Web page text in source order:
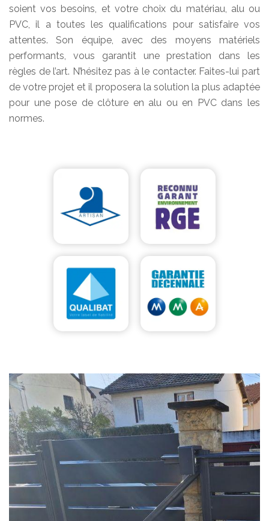
soient vos besoins, et votre choix du matériau, alu ou
PVC, il a toutes les qualifications pour satisfaire vos
attentes. Son équipe, avec des moyens matériels
performants, vous garantit une prestation dans les
règles de l’art. N’hésitez pas à le contacter. Faites-lui part
de votre projet et il proposera la solution la plus adaptée
pour une pose de clôture en alu ou en PVC dans les
normes.